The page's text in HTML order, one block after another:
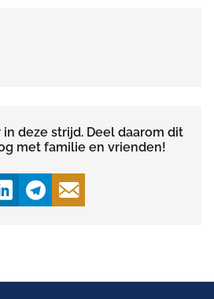
deze strijd. Deel daarom dit
met familie en vrienden!